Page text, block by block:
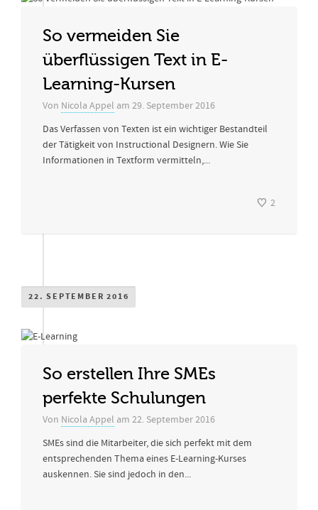
So vermeiden Sie
überflüssigen Text in E-
Learning-Kursen
Von Nicola Appel am 29. September 2016
Das Verfassen von Texten ist ein wichtiger Bestandteil
der Tätigkeit von Instructional Designern. Wie Sie
Informationen in Textform vermitteln,...
2
22. SEPTEMBER 2016
So erstellen Ihre SMEs
perfekte Schulungen
Von Nicola Appel am 22. September 2016
SMEs sind die Mitarbeiter, die sich perfekt mit dem
entsprechenden Thema eines E-Learning-Kurses
auskennen. Sie sind jedoch in den...